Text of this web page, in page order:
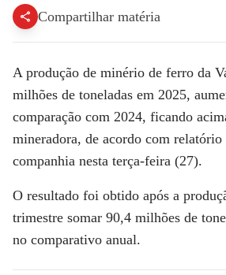
Compartilhar matéria
A produção de minério de ferro da
milhões de toneladas em 2025,
comparação com 2024, ficando
mineradora, de acordo com
companhia nesta terça-feira (27).
O resultado foi obtido após a
trimestre somar 90,4 milhões de
no comparativo anual.